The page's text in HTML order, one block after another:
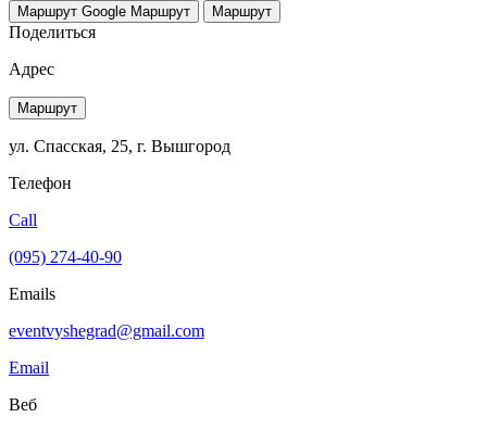
Маршрут Google Маршрут Маршрут
Поделиться
Адрес
Маршрут
ул. Спасская, 25, г. Вышгород
Телефон
Call
(095) 274-40-90
Emails
eventvyshegrad@gmail.com
Email
Веб